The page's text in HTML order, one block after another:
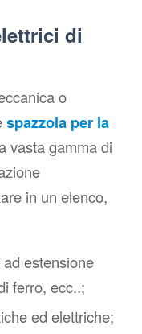
di
o
spazzola per la
vasta gamma di
in un elenco,
estensione
ferro, ecc..;
ed elettriche;